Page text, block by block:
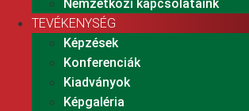
Nemzetközi kapcsolataink
TEVÉKENYSÉG
Képzések
Konferenciák
Kiadványok
Képgaléria